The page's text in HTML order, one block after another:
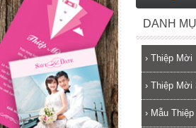
DANH
› Thiệp Mời
› Thiệp Mời
› Mẫu